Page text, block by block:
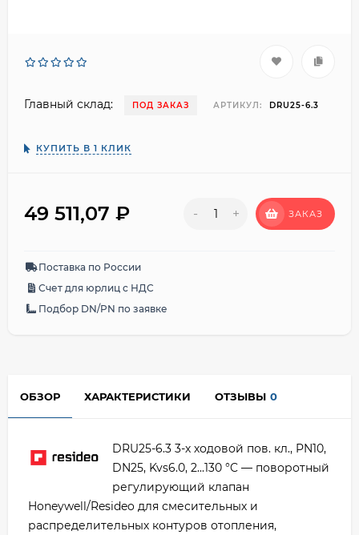
Главный склад: ПОД ЗАКАЗ АРТИКУЛ: DRU25-6.3
КУПИТЬ В 1 КЛИК
49 511,07 ₽ - + ЗАКАЗ
Поставка по России
Счет для юрлиц с НДС
Подбор DN/PN по заявке
ОБЗОР ХАРАКТЕРИСТИКИ ОТЗЫВЫ 0
DRU25-6.3 3-х ходовой пов. кл., PN10,
DN25, Kvs6.0, 2...130 °C — поворотный
регулирующий клапан
Honeywell/Resideo для смесительных и
распределительных контуров отопления,